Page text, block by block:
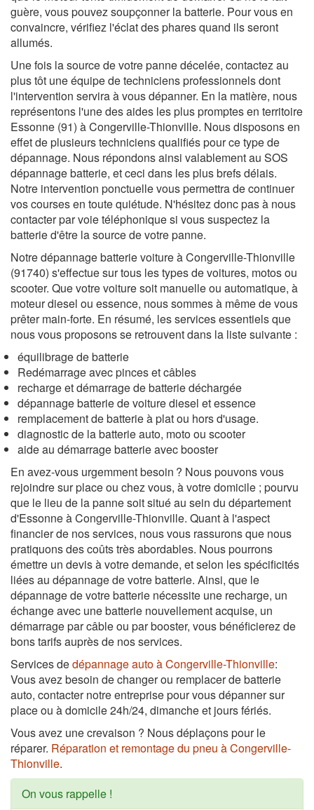
guère, vous pouvez soupçonner la batterie. Pour vous en
convaincre, vérifiez l'éclat des phares quand ils seront
allumés.
Une fois la source de votre panne décelée, contactez au
plus tôt une équipe de techniciens professionnels dont
l'intervention servira à vous dépanner. En la matière, nous
représentons l'une des aides les plus promptes en territoire
Essonne (91) à Congerville-Thionville. Nous disposons en
effet de plusieurs techniciens qualifiés pour ce type de
dépannage. Nous répondons ainsi valablement au SOS
dépannage batterie, et ceci dans les plus brefs délais.
Notre intervention ponctuelle vous permettra de continuer
vos courses en toute quiétude. N'hésitez donc pas à nous
contacter par voie téléphonique si vous suspectez la
batterie d'être la source de votre panne.
Notre dépannage batterie voiture à Congerville-Thionville
(91740) s'effectue sur tous les types de voitures, motos ou
scooter. Que votre voiture soit manuelle ou automatique, à
moteur diesel ou essence, nous sommes à même de vous
prêter main-forte. En résumé, les services essentiels que
nous vous proposons se retrouvent dans la liste suivante :
équilibrage de batterie
Redémarrage avec pinces et câbles
recharge et démarrage de batterie déchargée
dépannage batterie de voiture diesel et essence
remplacement de batterie à plat ou hors d'usage.
diagnostic de la batterie auto, moto ou scooter
aide au démarrage batterie avec booster
En avez-vous urgemment besoin ? Nous pouvons vous
rejoindre sur place ou chez vous, à votre domicile ; pourvu
que le lieu de la panne soit situé au sein du département
d'Essonne à Congerville-Thionville. Quant à l'aspect
financier de nos services, nous vous rassurons que nous
pratiquons des coûts très abordables. Nous pourrons
émettre un devis à votre demande, et selon les spécificités
liées au dépannage de votre batterie. Ainsi, que le
dépannage de votre batterie nécessite une recharge, un
échange avec une batterie nouvellement acquise, un
démarrage par câble ou par booster, vous bénéficierez de
bons tarifs auprès de nos services.
Services dedépannage auto à Congerville-Thionville:
Vous avez besoin de changer ou remplacer de batterie
auto, contacter notre entreprise pour vous dépanner sur
place ou à domicile 24h/24, dimanche et jours fériés.
Vous avez une crevaison ? Nous déplaçons pour le
réparer. Réparation et remontage du pneu à Congerville-
Thionville.
On vous rappelle !